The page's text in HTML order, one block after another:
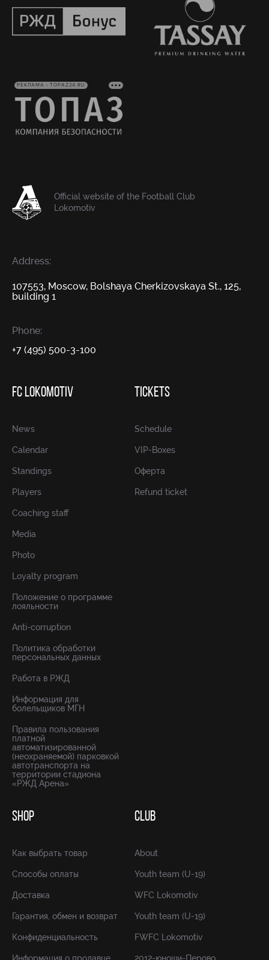
РЕКЛАМА • TOPAZ24.RU
Official website of the Football Club
Lokomotiv
Address:
107553, Moscow, Bolshaya Cherkizovskaya St., 125,
building 1
Phone:
+7 (495) 500-3-100
FC LOKOMOTIV
News
Calendar
Standings
Players
Coaching staff
Media
Photo
Loyalty program
Положение о программе
лояльности
Anti-corruption
Политика обработки
персональных данных
Работа в РЖД
Информация для
болельщиков МГН
Правила пользования
платной
автоматизированной
(неохраняемой) парковкой
автотранспорта на
территории стадиона
«РЖД Арена»
TICKETS
Schedule
VIP-Boxes
Оферта
Refund ticket
SHOP
Как выбрать товар
Способы оплаты
Доставка
Гарантия, обмен и возврат
Конфиденциальность
CLUB
About
Youth team (U-19)
WFC Lokomotiv
Youth team (U-19)
FWFC Lokomotiv